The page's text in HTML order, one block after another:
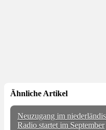
Ähnliche Artikel
Neuzugang im
Radio startet im September